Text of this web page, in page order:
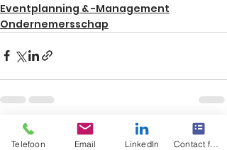
Eventplanning & -Management
Ondernemersschap
Recente blogposts Alles weergeven
Telefoon Email LinkedIn Contact form